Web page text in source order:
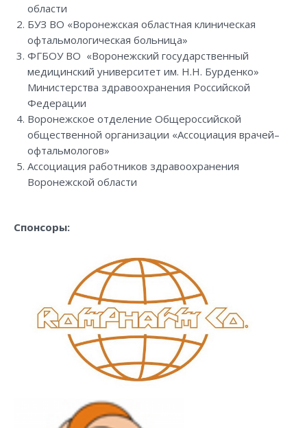
области
БУЗ ВО «Воронежская областная клиническая
офтальмологическая больница»
ФГБОУ ВО «Воронежский государственный
медицинский университет им. Н.Н. Бурденко»
Министерства здравоохранения Российской
Федерации
Воронежское отделение Общероссийской
общественной организации «Ассоциация врачей–
офтальмологов»
Ассоциация работников здравоохранения
Воронежской области
Спонсоры: